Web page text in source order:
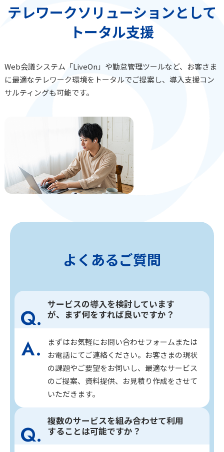
テレワークソリューションとして
トータル支援
Web会議システム「LiveOn」や勤怠管理ツールなど、お客さま
に最適なテレワーク環境をトータルでご提案し、導入支援コン
サルティングも可能です。
よくあるご質問
サービスの導入を検討しています
が、まず何をすれば良いですか？
まずはお気軽にお問い合わせフォームまたは
お電話にてご連絡ください。お客さまの現状
の課題やご要望をお伺いし、最適なサービス
のご提案、資料提供、お見積り作成をさせて
いただきます。
複数のサービスを組み合わせて利用
することは可能ですか？